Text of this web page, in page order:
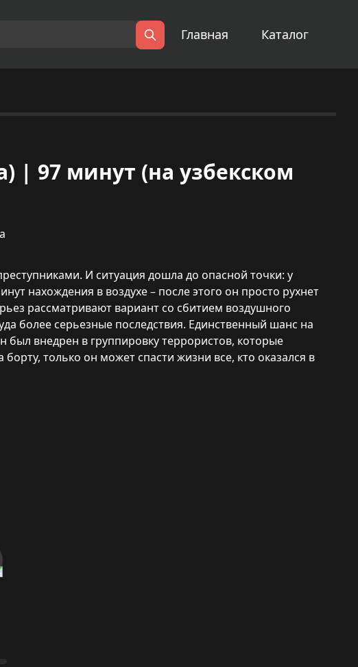
Поиск
Главная Каталог
| 97 минут (на узбекском
И ситуация дошла до опасной точки: у
нахождения в воздухе – после этого он просто рухнет
рассматривают вариант со сбитием воздушного
более серьезные последствия. Единственный шанс на
был внедрен в группировку террористов, которые
только он может спасти жизни все, кто оказался в